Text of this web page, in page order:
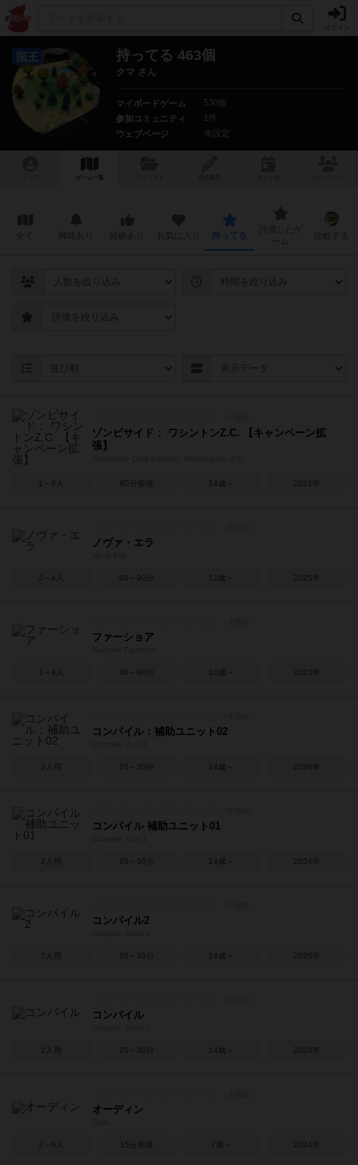
国王 持ってる 463個
クマ さん
マイボードゲーム
530個
参加コミュニティ
1件
ウェブページ
未設定
ゲーム一覧
持ってる
ゾンビサイド： ワシントンZ.C. 【キャンペーン拡
張】
1～6人 60分前後 14歳～ 2021年
ノヴァ・エラ
2～4人 60～90分 12歳～ 2025年
ファーショア
1～4人 40～80分 10歳～ 2023年
コンパイル：補助ユニット02
2人用 20～30分 14歳～ 2026年
コンパイル 補助ユニット01
2人用 20～30分 14歳～ 2024年
コンパイル2
2人用 20～30分 14歳～ 2025年
コンパイル
2人用 20～30分 14歳～ 2024年
オーディン
2～6人 15分前後 7歳～ 2024年